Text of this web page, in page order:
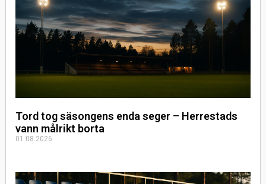
Tord tog säsongens enda seger – Herrestads
vann målrikt borta
01.08.2026